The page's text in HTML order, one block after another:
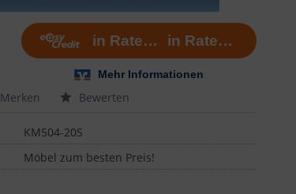
Merken Bewerten
KM504-20S
Möbel zum besten Preis!